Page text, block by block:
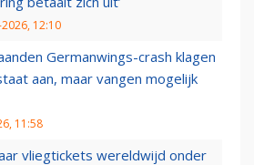
12:10
Germanwings-crash klagen
aan, maar vangen mogelijk
11:58
vliegtickets wereldwijd onder